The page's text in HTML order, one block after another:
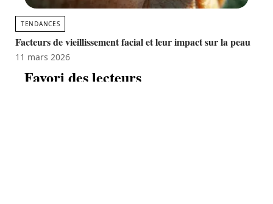
TENDANCES
Facteurs de vieillissement facial et leur impact sur la peau
11 mars 2026
Favori des lecteurs